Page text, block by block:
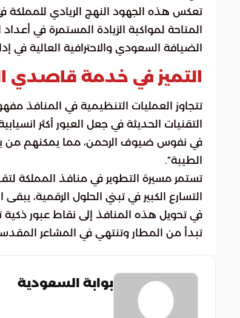
تعكس هذه الجهود النهج الريادي للمملكة
المتاحة لمواكبة الزيادة المستمرة في
الضيافة السعودي والاحترافية العالية في
التميز في خدمة قاصدي
تتجاوز العمليات التنظيمية في المنافذ
التقنيات الحديثة في جعل العبور أكثر
في نفوس ضيوف الرحمن، مما يمكنهم من
الطيبة”.
تستمر مسيرة التطوير في منافذ المملكة
التسارع الكبير في تبني الحلول الرقمية،
في تحويل هذه المنافذ إلى نقاط عبور
تبدأ من المطار وتنتهي في المشاعر
بوابة السعودية